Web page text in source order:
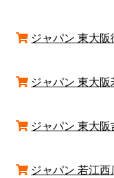
ジャパン 東大
ジャパン 東大
ジャパン 東大
ジャパン 若江西